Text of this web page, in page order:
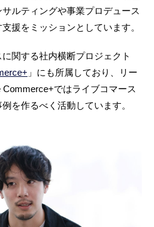
ルティングや事業プロデュース
援をミッションとしています。
関する社内横断プロジェクト
」にも所属しており、リー
ではライブコマース
を作るべく活動しています。